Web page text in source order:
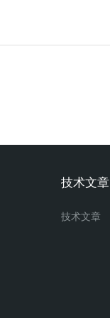
技术文章
技术文章